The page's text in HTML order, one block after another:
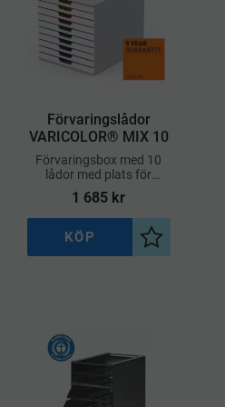
önskelista
Förvaringslådor
VARICOLOR® MIX 10
Förvaringsbox med 10
lådor med plats för
dokument, mappar,
kataloger, surfplatta,
kablar, block och diverse
annat.
1 685 kr
Lägg till i
KÖP